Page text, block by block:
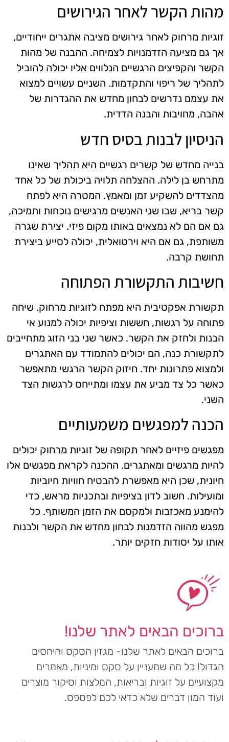
מהות הקשר לאחר הגירושים
זוגיות מרחוק לאחר גירושים מציבה אתגרים ייחודיים,
אך גם מציעה הזדמנויות לצמיחה. ההבנה של מהות
הקשר והקפיצים הרגשיים הנלווים אליו יכולה להוביל
לתהליך של ריפוי והתקדמות. השניים עשויים למצוא
את עצמם נדרשים לבחון מחדש את ההגדרות של
אהבה, מחויבות והבנה הדדית.
הניסיון לבנות בסיס חדש
בנייה מחדש של קשרים רגשיים היא תהליך שאינו
מתרחש בן לילה. ההצלחה תלויה ביכולת של כל אחד
מהצדדים להשקיע זמן ומאמץ. המטרה היא לפתח
קשר בריא, שבו שני האנשים מרגישים נוכחות ותמיכה,
גם אם הם לא נמצאים באותו מקום פיזי. יצירת שגרה
משותפת, גם אם היא וירטואלית, יכולה לסייע ביצירת
תחושת קרבה.
חשיבות התקשורת הפתוחה
תקשורת אפקטיבית היא מפתח לזוגיות מרחוק. שיחה
פתוחה על רגשות, חששות וציפיות יכולה למנוע אי
הבנות ולחזק את הקשר. כאשר שני בני הזוג מתחייבים
לתקשורת כנה, הם יכולים להתמודד עם האתגרים
ולמצוא פתרונות יחד. חיזוק הקשר הרגשי מתאפשר
כאשר כל צד מביע את עצמו ומתייחס לרגשות הצד
השני.
הכנה למפגשים משמעותיים
מפגשים פיזיים לאחר תקופה של זוגיות מרחוק יכולים
להיות מרגשים ומאתגרים. ההכנה לקראת מפגשים אלו
חיונית, שכן היא מאפשרת להבטיח חוויות חיוביות
ומועילות. חשוב לדון בציפיות ובתכניות מראש, כדי
להימנע מאכזבות ולמקסם את הזמן המשותף. כל
מפגש מהווה הזדמנות לבחון מחדש את הקשר ולבנות
אותו על יסודות חזקים יותר.
ברוכים הבאים לאתר שלנו!
ברוכים הבאים לאתר שלנו- מגזין הסקס והיחסים
הגדול! כל מה שמעניין על סקס ומיניות, מאמרים
מקצועיים על זוגיות ובריאות, המלצות וסיקור מוצרים
ועוד המון דברים שלא כדאי לכם לפספס.